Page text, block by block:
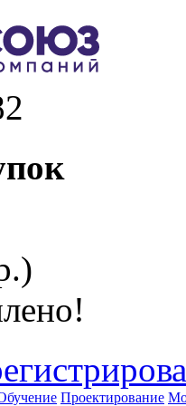
Проектирование